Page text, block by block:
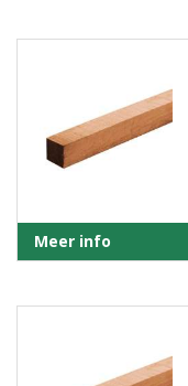
Meer info